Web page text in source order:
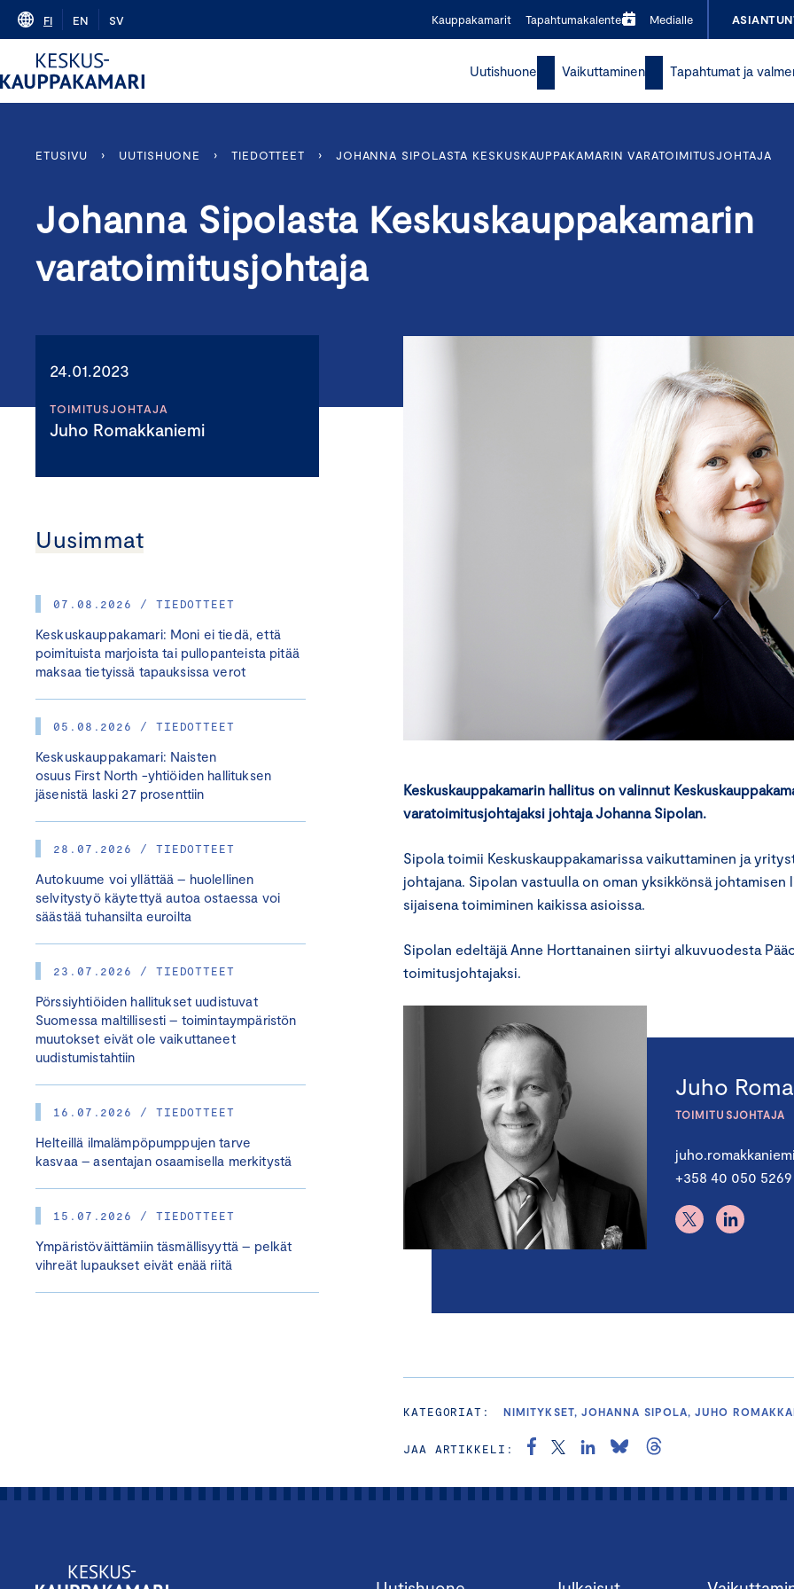
Skip
content
FI EN SV Kauppakamarit Tapahtumakalenteri Medialle
Uutishuone Vaikuttaminen Tapahtumat ja
ETUSIVU › UUTISHUONE › TIEDOTTEET › JOHANNA SIPOLASTA KESKUSKAUPPAKAMARIN VARATOIMITUSJOHTAJA
Johanna Sipolasta Keskuskauppakamarin
varatoimitusjohtaja
24.01.2023
TOIMITUSJOHTAJA
Juho Romakkaniemi
Uusimmat
07.08.2026 / TIEDOTTEET
Keskuskauppakamari: Moni ei tiedä, että
poimituista marjoista tai pullopanteista pitää
maksaa tietyissä tapauksissa verot
05.08.2026 / TIEDOTTEET
Keskuskauppakamari: Naisten
osuus First North -yhtiöiden hallituksen
jäsenistä laski 27 prosenttiin
28.07.2026 / TIEDOTTEET
Autokuume voi yllättää – huolellinen
selvitystyö käytettyä autoa ostaessa voi
säästää tuhansilta euroilta
23.07.2026 / TIEDOTTEET
Pörssiyhtiöiden hallitukset uudistuvat
Suomessa maltillisesti – toimintaympäristön
muutokset eivät ole vaikuttaneet
uudistumistahtiin
16.07.2026 / TIEDOTTEET
Helteillä ilmalämpöpumppujen tarve
kasvaa – asentajan osaamisella merkitystä
15.07.2026 / TIEDOTTEET
Ympäristöväittämiin täsmällisyyttä – pelkät
vihreät lupaukset eivät enää riitä
Keskuskauppakamarin hallitus on valinnut
varatoimitusjohtajaksi johtaja Johanna Sipolan.
Sipola toimii Keskuskauppakamarissa vaikuttaminen ja
johtajana. Sipolan vastuulla on oman yksikkönsä
sijaisena toimiminen kaikissa asioissa.
Sipolan edeltäjä Anne Horttanainen siirtyi alkuvuodesta
toimitusjohtajaksi.
Juho
TOIMITUSJOHTAJA
+358 40 050 5269
KATEGORIAT: NIMITYKSET, JOHANNA SIPOLA, JUHO
JAA ARTIKKELI: